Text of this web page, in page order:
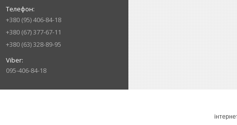
+380 (95) 406-84-18
+380 (67) 377-67-11
+380 (63) 328-89-95
095-406-84-18